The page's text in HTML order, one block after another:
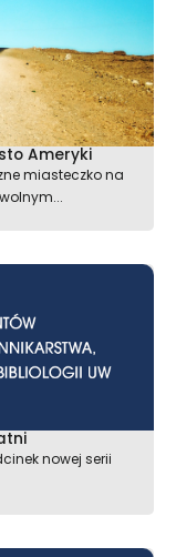
Ameryki
miasteczko na
nowej serii